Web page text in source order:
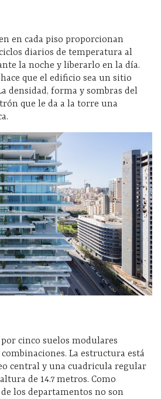
en cada piso proporcionan
diarios de temperatura al
la noche y liberarlo en la día.
que el edificio sea un sitio
densidad, forma y sombras del
que le da a la torre una
cinco suelos modulares
La estructura está
central y una cuadricula regular
de 14.7 metros. Como
los departamentos no son